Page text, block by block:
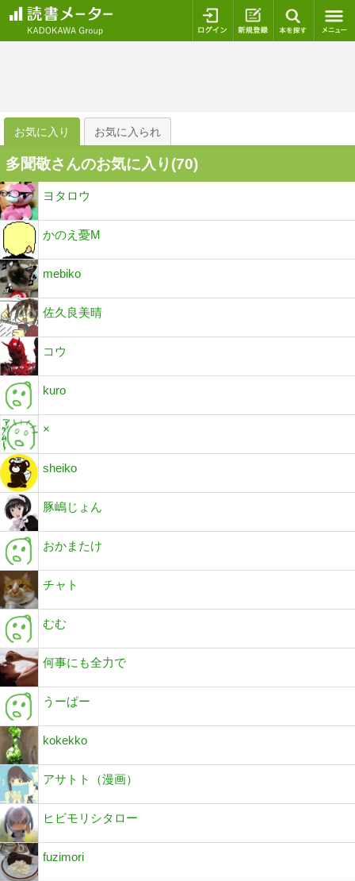
ログイン 新規登録
お気に入り お気に入られ
多聞敬さんのお気に入り(70)
ヨタロウ
かのえ憂M
mebiko
佐久良美晴
コウ
kuro
×
sheiko
豚嶋じょん
おかまたけ
チャト
むむ
何事にも全力で
うーぱー
kokekko
アサトト（漫画）
ヒビモリシタロー
fuzimori